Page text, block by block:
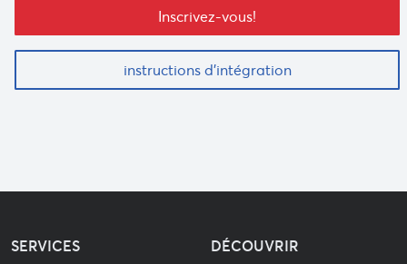
Inscrivez-vous!
instructions d'intégration
SERVICES DÉCOUVRIR